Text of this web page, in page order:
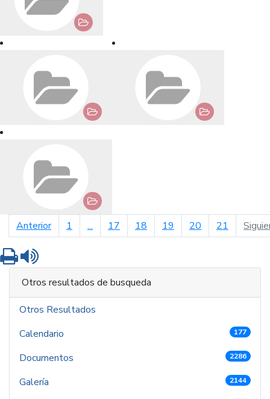
Anteriorpágina anterior
1 ... 17 18 19 20 21
Imprimir
Otros resultados de busqueda
Otros Resultados
Calendario
177
Documentos 2286
Galería 2144